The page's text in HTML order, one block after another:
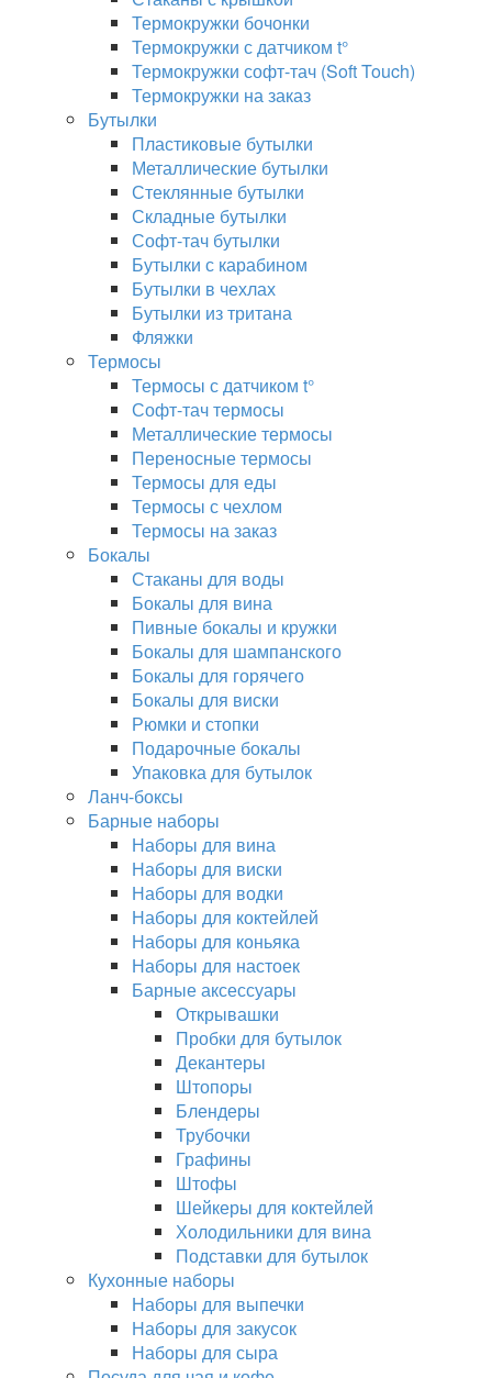
Термокружки бочонки
Термокружки с датчиком t°
Термокружки софт-тач (Soft Touch)
Термокружки на заказ
Бутылки
Пластиковые бутылки
Металлические бутылки
Стеклянные бутылки
Складные бутылки
Софт-тач бутылки
Бутылки с карабином
Бутылки в чехлах
Бутылки из тритана
Фляжки
Термосы
Термосы с датчиком t°
Софт-тач термосы
Металлические термосы
Переносные термосы
Термосы для еды
Термосы с чехлом
Термосы на заказ
Бокалы
Стаканы для воды
Бокалы для вина
Пивные бокалы и кружки
Бокалы для шампанского
Бокалы для горячего
Бокалы для виски
Рюмки и стопки
Подарочные бокалы
Упаковка для бутылок
Ланч-боксы
Барные наборы
Наборы для вина
Наборы для виски
Наборы для водки
Наборы для коктейлей
Наборы для коньяка
Наборы для настоек
Барные аксессуары
Открывашки
Пробки для бутылок
Декантеры
Штопоры
Блендеры
Трубочки
Графины
Штофы
Шейкеры для коктейлей
Холодильники для вина
Подставки для бутылок
Кухонные наборы
Наборы для выпечки
Наборы для закусок
Наборы для сыра